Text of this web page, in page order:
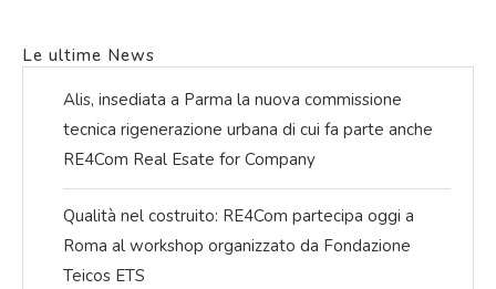
Le ultime News
Alis, insediata a Parma la nuova commissione
tecnica rigenerazione urbana di cui fa parte anche
RE4Com Real Esate for Company
Qualità nel costruito: RE4Com partecipa oggi a
Roma al workshop organizzato da Fondazione
Teicos ETS